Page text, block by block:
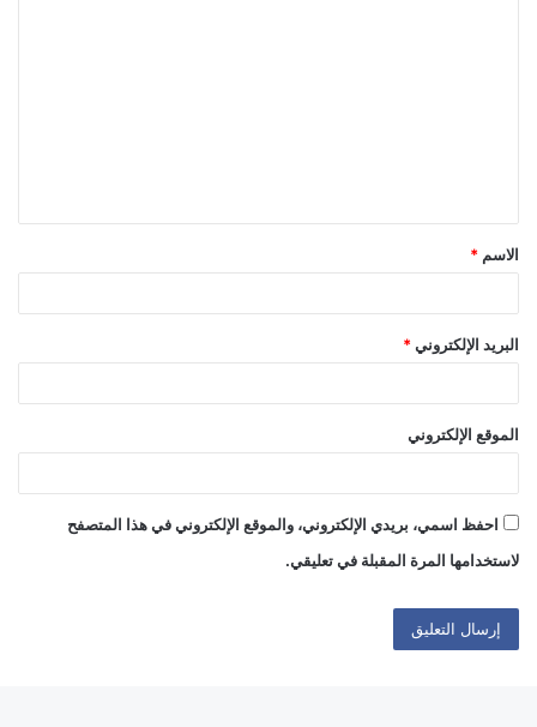
ق
*
الاسم *
البريد الإلكتروني *
الموقع الإلكتروني
احفظ اسمي، بريدي الإلكتروني، والموقع الإلكتروني في هذا المتصفح
لاستخدامها المرة المقبلة في تعليقي.